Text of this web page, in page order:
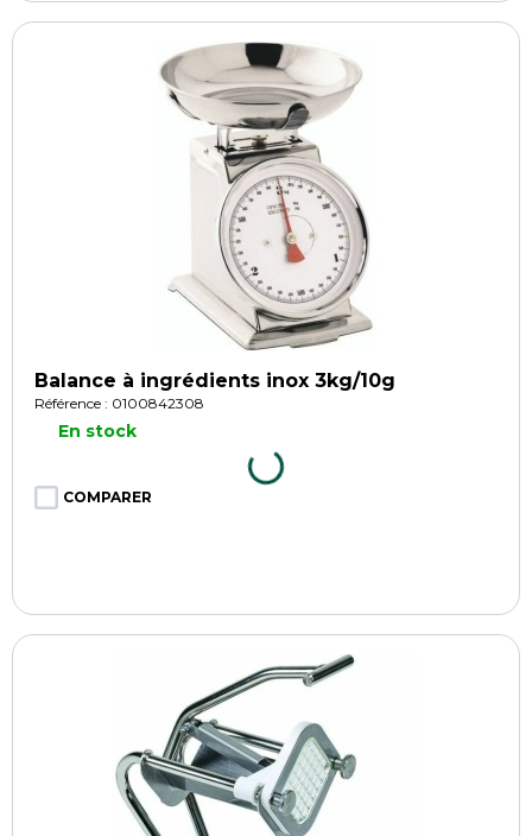
Balance à ingrédients inox 3kg/10g
Référence : 0100842308
En stock
COMPARER